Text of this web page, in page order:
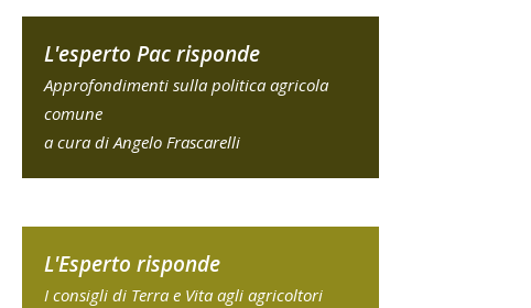
L'esperto Pac risponde
Approfondimenti sulla politica agricola
comune
a cura di Angelo Frascarelli
L'Esperto risponde
I consigli di Terra e Vita agli agricoltori